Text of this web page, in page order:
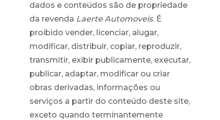
dados e conteúdos são de propriedade
da revenda Laerte Automoveis. É
proibido vender, licenciar, alugar,
modificar, distribuir, copiar, reproduzir,
transmitir, exibir publicamente, executar,
publicar, adaptar, modificar ou criar
obras derivadas, informações ou
serviços a partir do conteúdo deste site,
exceto quando terminantemente